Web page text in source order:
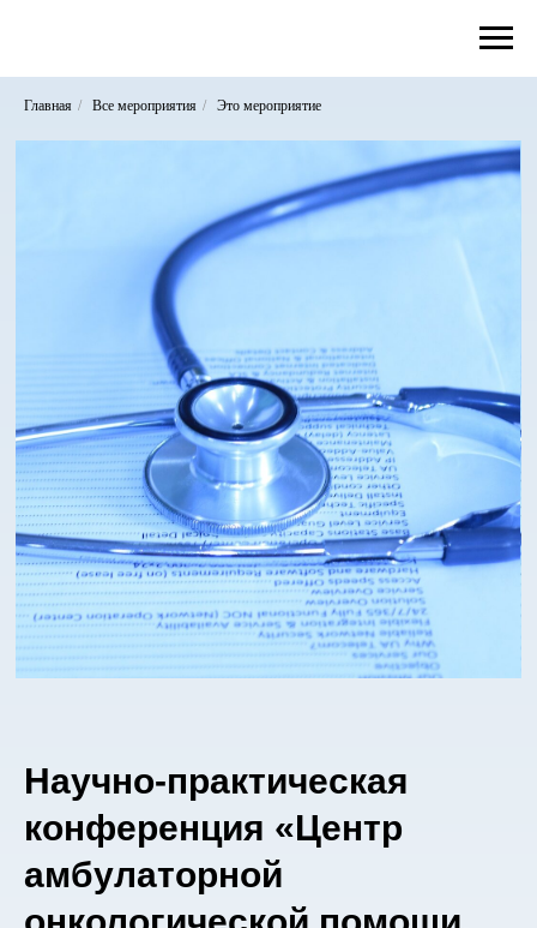
Главная / Все мероприятия / Это мероприятие
Научно-практическая
конференция «Центр
амбулаторной